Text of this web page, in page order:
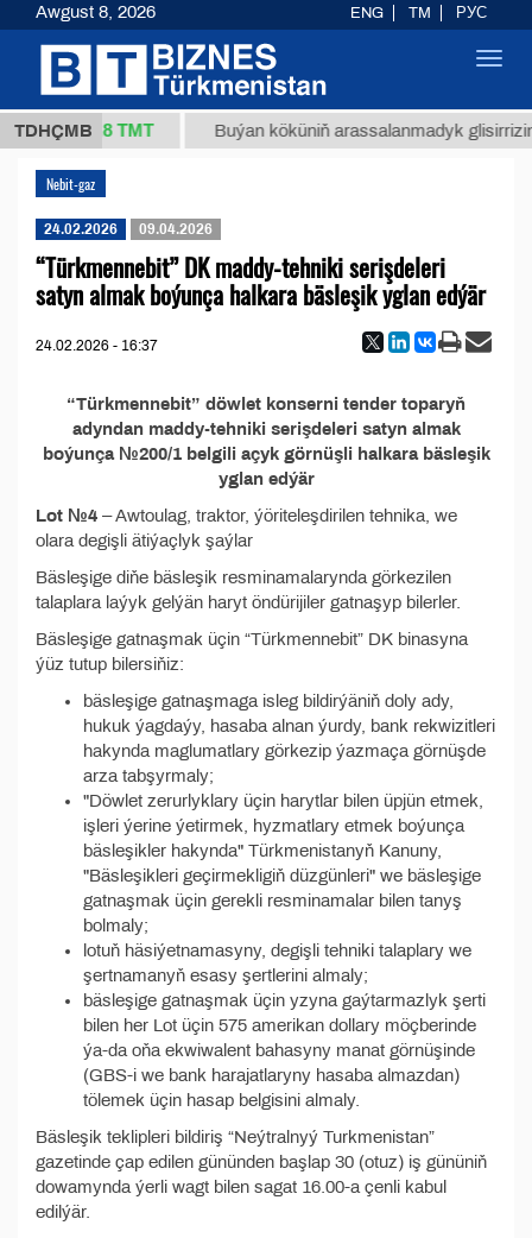
TDHÇMB
(kg.) 37,8 ТМТ Buýan köküniň arassalanmadyk glisirrizin
Nebit-gaz
24.02.2026 09.04.2026
“Türkmennebit” DK maddy-tehniki serişdeleri
satyn almak boýunça halkara bäsleşik yglan edýär
24.02.2026 - 16:37
“Türkmennebit” döwlet konserni tender toparyň
adyndan maddy-tehniki serişdeleri satyn almak
boýunça №200/1 belgili açyk görnüşli halkara bäsleşik
yglan edýär
Lot №4 – Awtoulag, traktor, ýöriteleşdirilen tehnika, we
olara degişli ätiýaçlyk şaýlar
Bäsleşige diňe bäsleşik resminamalarynda görkezilen
talaplara laýyk gelýän haryt öndürijiler gatnaşyp bilerler.
Bäsleşige gatnaşmak üçin “Türkmennebit” DK binasyna
ýüz tutup bilersiňiz:
bäsleşige gatnaşmaga isleg bildirýäniň doly ady,
hukuk ýagdaýy, hasaba alnan ýurdy, bank rekwizitleri
hakynda maglumatlary görkezip ýazmaça görnüşde
arza tabşyrmaly;
"Döwlet zerurlyklary üçin harytlar bilen üpjün etmek,
işleri ýerine ýetirmek, hyzmatlary etmek boýunça
bäsleşikler hakynda" Türkmenistanyň Kanuny,
"Bäsleşikleri geçirmekligiň düzgünleri" we bäsleşige
gatnaşmak üçin gerekli resminamalar bilen tanyş
bolmaly;
lotuň häsiýetnamasyny, degişli tehniki talaplary we
şertnamanyň esasy şertlerini almaly;
bäsleşige gatnaşmak üçin yzyna gaýtarmazlyk şerti
bilen her Lot üçin 575 amerikan dollary möçberinde
ýa-da oňa ekwiwalent bahasyny manat görnüşinde
(GBS-i we bank harajatlaryny hasaba almazdan)
tölemek üçin hasap belgisini almaly.
Bäsleşik teklipleri bildiriş “Neýtralnyý Turkmenistan”
gazetinde çap edilen gününden başlap 30 (otuz) iş gününiň
dowamynda ýerli wagt bilen sagat 16.00-a çenli kabul
edilýär.
Awgust 8, 2026 ENG TM РУС